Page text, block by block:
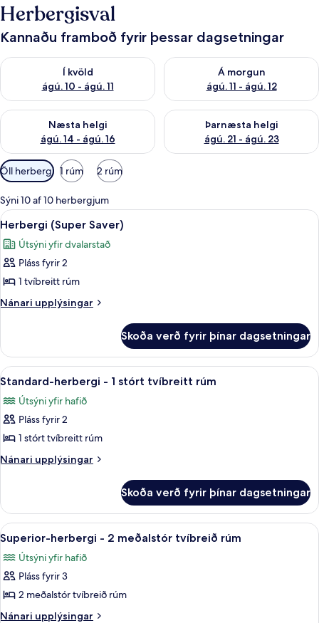
Herbergisval
Kannaðu framboð fyrir þessar dagsetningar
Í kvöld
ágú. 10 - ágú. 11
Athuga framboð í kvöld ágú. 10 - ágú. 11
Á morgun
ágú. 11 - ágú. 12
Athuga framboð á morgun
Næsta helgi
ágú. 14 - ágú. 16
Athuga framboð næstu helgi ágú. 14 - ágú. 16
Þarnæsta helgi
ágú. 21 - ágú. 23
Athuga framboð þarnæstu
Síur
í
boði
fyrir
herbergi
Öll herbergi 1 rúm 2 rúm
Sýni 10 af 10 herbergjum
Skoða
allar
myndir
fyrir
Herbergi
(Super
Herbergi (Super Saver) |
4
Herbergi (Super Saver)
Útsýni yfir dvalarstað
Pláss fyrir 2
1 tvíbreitt rúm
Nánari upplýsingar
Nánari
(Super
Saver)
Skoða verð fyrir þínar dagsetningar
Skoða
allar
myndir
fyrir
Standard-
herbergi
stórt
tvíbreitt
rúm
Myrkratjöld/-gardínur, straujárn/
5
Standard-herbergi - 1 stórt tvíbreitt rúm
Útsýni yfir hafið
Pláss fyrir 2
1 stórt tvíbreitt rúm
Nánari upplýsingar
Nánari
herbergi
1
stórt
tvíbreitt
rúm
Skoða verð fyrir þínar dagsetningar
Skoða
allar
myndir
fyrir
Superior-
herbergi
Myrkratjöld/-gardínur, straujárn/
6
Superior-herbergi - 2 meðalstór tvíbreið rúm
Útsýni yfir hafið
Pláss fyrir 3
2 meðalstór tvíbreið rúm
Nánari upplýsingar
Nánari